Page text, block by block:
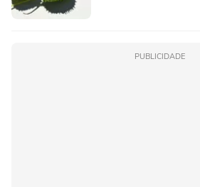
PUBLICIDADE